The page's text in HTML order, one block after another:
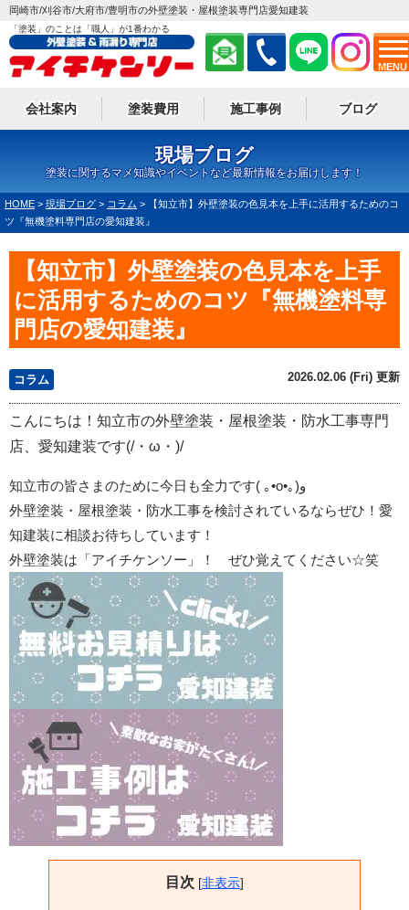
MENU
岡崎市/刈谷市/大府市/豊明市の外壁塗装・屋根塗装専門店愛知建装
「塗装」のことは「職人」が1番わかる
会社案内 塗装費用 施工事例 ブログ
現場ブログ
塗装に関するマメ知識やイベントなど最新情報をお届けします！
HOME > 現場ブログ > コラム >
【知立市】外壁塗装の色見本を上手に活用するためのコ
ツ『無機塗料専門店の愛知建装』
【知立市】外壁塗装の色見本を上手
に活用するためのコツ『無機塗料専
門店の愛知建装』
コラム 2026.02.06 (Fri) 更新
こんにちは！知立市の外壁塗装・屋根塗装・防水工事専門
店、愛知建装です(/・ω・)/
知立市の皆さまのために今日も全力です( ｡•o•｡)و
外壁塗装・屋根塗装・防水工事を検討されているならぜひ！愛
知建装に相談お待ちしています！
外壁塗装は「アイチケンソー」！ ぜひ覚えてください☆笑
目次 [非表示]